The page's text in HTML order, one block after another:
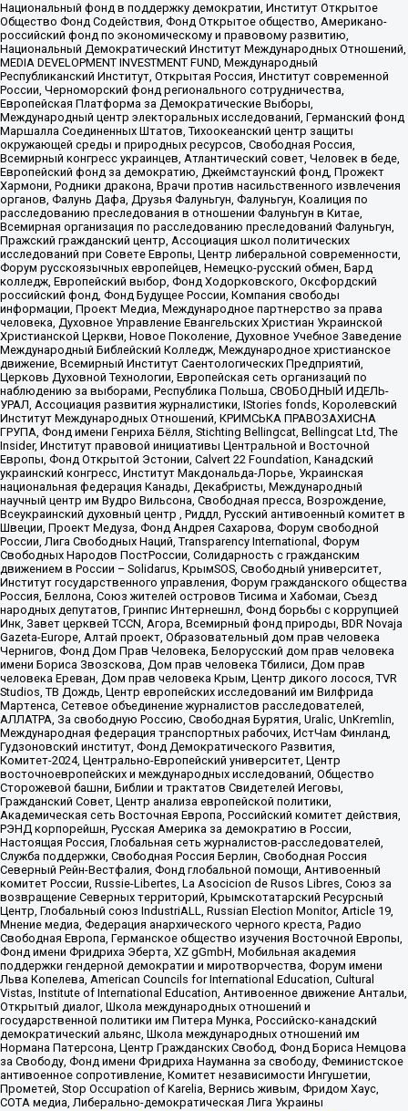
Национальный фонд в поддержку демократии, Институт Открытое
Общество Фонд Содействия, Фонд Открытое общество, Американо-
российский фонд по экономическому и правовому развитию,
Национальный Демократический Институт Международных Отношений,
MEDIA DEVELOPMENT INVESTMENT FUND, Международный
Республиканский Институт, Открытая Россия, Институт современной
России, Черноморский фонд регионального сотрудничества,
Европейская Платформа за Демократические Выборы,
Международный центр электоральных исследований, Германский фонд
Маршалла Соединенных Штатов, Тихоокеанский центр защиты
окружающей среды и природных ресурсов, Свободная Россия,
Всемирный конгресс украинцев, Атлантический совет, Человек в беде,
Европейский фонд за демократию, Джеймстаунский фонд, Прожект
Хармони, Родники дракона, Врачи против насильственного извлечения
органов, Фалунь Дафа, Друзья Фалуньгун, Фалуньгун, Коалиция по
расследованию преследования в отношении Фалуньгун в Китае,
Всемирная организация по расследованию преследований Фалуньгун,
Пражский гражданский центр, Ассоциация школ политических
исследований при Совете Европы, Центр либеральной современности,
Форум русскоязычных европейцев, Немецко-русский обмен, Бард
колледж, Европейский выбор, Фонд Ходорковского, Оксфордский
российский фонд, Фонд Будущее России, Компания свободы
информации, Проект Медиа, Международное партнерство за права
человека, Духовное Управление Евангельских Христиан Украинской
Христианской Церкви, Новое Поколение, Духовное Учебное Заведение
Международный Библейский Колледж, Международное христианское
движение, Всемирный Институт Саентологических Предприятий,
Церковь Духовной Технологии, Европейская сеть организаций по
наблюдению за выборами, Республика Польша, СВОБОДНЫЙ ИДЕЛЬ-
УРАЛ, Ассоциация развития журналистики, IStories fonds, Королевский
Институт Международных Отношений, КРИМСЬКА ПРАВОЗАХИСНА
ГРУПА, Фонд имени Генриха Бёлля, Stichting Bellingcat, Bellingcat Ltd, The
Insider, Институт правовой инициативы Центральной и Восточной
Европы, Фонд Открытой Эстонии, Calvert 22 Foundation, Канадский
украинский конгресс, Институт Макдональда-Лорье, Украинская
национальная федерация Канады, Декабристы, Международный
научный центр им Вудро Вильсона, Свободная пресса, Возрождение,
Всеукраинский духовный центр , Риддл, Русский антивоенный комитет в
Швеции, Проект Медуза, Фонд Андрея Сахарова, Форум свободной
России, Лига Свободных Наций, Transparеncy International, Форум
Свободных Народов ПостРоссии, Солидарность с гражданским
движением в России – Solidarus, КрымSOS, Свободный университет,
Институт государственного управления, Форум гражданского общества
Россия, Беллона, Союз жителей островов Тисима и Хабомаи, Съезд
народных депутатов, Гринпис Интернешнл, Фонд борьбы с коррупцией
Инк, Завет церквей TCCN, Агора, Всемирный фонд природы, BDR Novaja
Gazeta-Europe, Алтай проект, Образовательный дом прав человека
Чернигов, Фонд Дом Прав Человека, Белорусский дом прав человека
имени Бориса Звозскова, Дом прав человека Тбилиси, Дом прав
человека Ереван, Дом прав человека Крым, Центр дикого лосося, TVR
Studios, ТВ Дождь, Центр европейских исследований им Вилфрида
Мартенса, Сетевое объединение журналистов расследователей,
АЛЛАТРА, За свободную Россию, Свободная Бурятия, Uralic, UnKremlin,
Международная федерация транспортных рабочих, ИстЧам Финланд,
Гудзоновский институт, Фонд Демократического Развития,
Комитет-2024, Центрально-Европейский университет, Центр
восточноевропейских и международных исследований, Общество
Сторожевой башни, Библии и трактатов Свидетелей Иеговы,
Гражданский Совет, Центр анализа европейской политики,
Академическая сеть Восточная Европа, Российский комитет действия,
РЭНД корпорейшн, Русская Америка за демократию в России,
Настоящая Россия, Глобальная сеть журналистов-расследователей,
Служба поддержки, Свободная Россия Берлин, Свободная Россия
Северный Рейн-Вестфалия, Фонд глобальной помощи, Антивоенный
комитет России, Russie-Libertes, La Asocicion de Rusos Libres, Союз за
возвращение Северных территорий, Крымскотатарский Ресурсный
Центр, Глобальный союз IndustriALL, Russian Election Monitor, Article 19,
Мнение медиа, Федерация анархического черного креста, Радио
Свободная Европа, Германское общество изучения Восточной Европы,
Фонд имени Фридриха Эберта, XZ gGmbH, Мобильная академия
поддержки гендерной демократии и миротворчества, Форум имени
Льва Копелева, American Councils for International Education, Cultural
Vistas, Institute of International Education, Антивоенное движение Антальи,
Открытый диалог, Школа международных отношений и
государственной политики им Питера Мунка, Российско-канадский
демократический альянс, Школа международных отношений им
Нормана Патерсона, Центр Гражданских Свобод, Фонд Бориса Немцова
за Свободу, Фонд имени Фридриха Науманна за свободу, Феминистское
антивоенное сопротивление, Комитет независимости Ингушетии,
Прометей, Stop Occupation of Karelia, Вернись живым, Фридом Хаус,
СОТА медиа, Либерально-демократическая Лига Украины